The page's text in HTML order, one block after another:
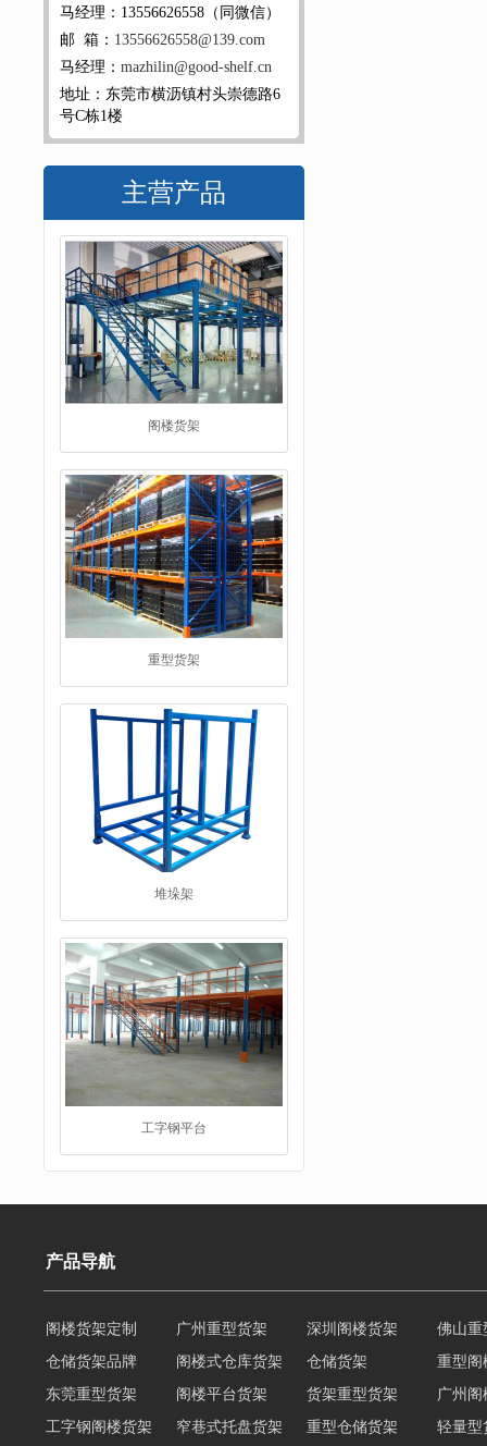
马经理：13556626558（同微信）
邮 箱： 13556626558@139.com
马经理： mazhilin@good-shelf.cn
地址：东莞市横沥镇村头崇德路6
号C栋1楼
主营产品
阁楼货架
重型货架
堆垛架
工字钢平台
仓储货架品牌
产品导航
阁楼货架定制 广州重型货架 深圳阁楼货架
佛山重
仓储货架品牌
阁楼式仓库货架 仓储货架
重型阁
东莞重型货架
阁楼平台货架 货架重型货架
广州
工字钢阁楼货架
窄巷式托盘货架 重型仓储货架 轻量型